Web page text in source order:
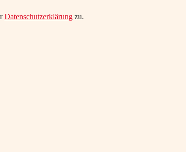
Datenschutzerklärung zu.